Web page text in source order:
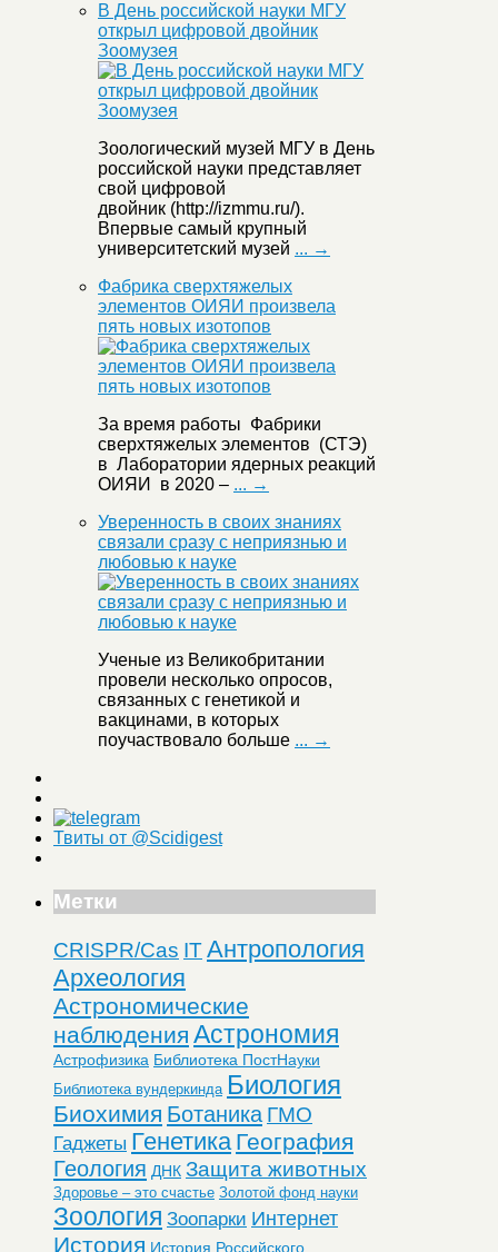
В День российской науки МГУ
открыл цифровой двойник
Зоомузея
Зоологический музей МГУ в День
российской науки представляет
свой цифровой
двойник (http://izmmu.ru/).
Впервые самый крупный
университетский музей ... →
Фабрика сверхтяжелых
элементов ОИЯИ произвела
пять новых изотопов
За время работы Фабрики
сверхтяжелых элементов (СТЭ)
в Лаборатории ядерных реакций
ОИЯИ в 2020 – ... →
Уверенность в своих знаниях
связали сразу с неприязнью и
любовью к науке
Ученые из Великобритании
провели несколько опросов,
связанных с генетикой и
вакцинами, в которых
поучаствовало больше ... →
Твиты от @Scidigest
Метки
CRISPR/Cas ITАнтропология
Археология
Астрономические
наблюдения Астрономия
Астрофизика Библиотека ПостНауки
Библиотека вундеркинда Биология
Биохимия Ботаника ГМО
Гаджеты Генетика География
Геология ДНК Защита животных
Здоровье – это счастье Золотой фонд науки
Зоология Зоопарки Интернет
История История Российского